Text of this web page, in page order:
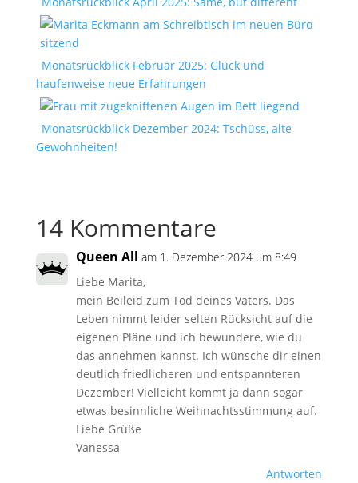
Monatsrückblick Februar 2025: Glück und
haufenweise neue Erfahrungen
Monatsrückblick Dezember 2024: Tschüss, alte
Gewohnheiten!
14 Kommentare
Queen All am 1. Dezember 2024 um 8:49
Liebe Marita,
mein Beileid zum Tod deines Vaters. Das
Leben nimmt leider selten Rücksicht auf die
eigenen Pläne und ich bewundere, wie du
das annehmen kannst. Ich wünsche dir einen
deutlich friedlicheren und entspannteren
Dezember! Vielleicht kommt ja dann sogar
etwas besinnliche Weihnachtsstimmung auf.
Liebe Grüße
Vanessa
Antworten